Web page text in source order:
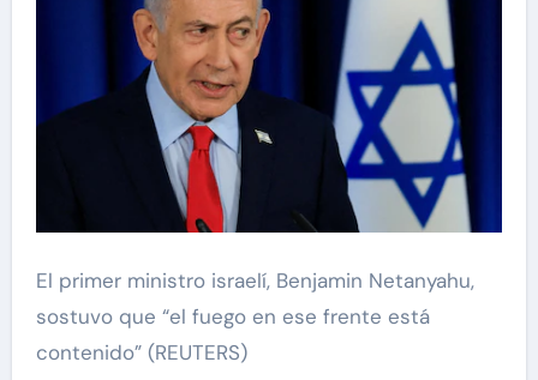
El primer ministro israelí, Benjamin Netanyahu,
sostuvo que “el fuego en ese frente está
contenido” (REUTERS)